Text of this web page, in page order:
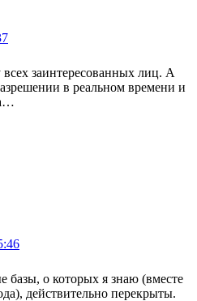
всех заинтересованных лиц. А
в реальном времени и
базы, о которых я знаю (вместе
действительно перекрыты.